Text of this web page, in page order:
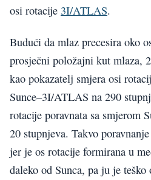
osi rotacije 3I/ATLAS.
Budući da mlaz precesira oko
prosječni položajni kut mlaza,
kao pokazatelj smjera osi
Sunce–3I/ATLAS na 290
rotacije poravnata sa smjerom
20 stupnjeva. Takvo
jer je os rotacije formirana u
daleko od Sunca, pa ju je